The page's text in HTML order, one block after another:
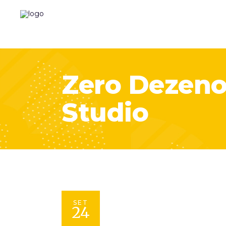
Zero
Studio
SET
24